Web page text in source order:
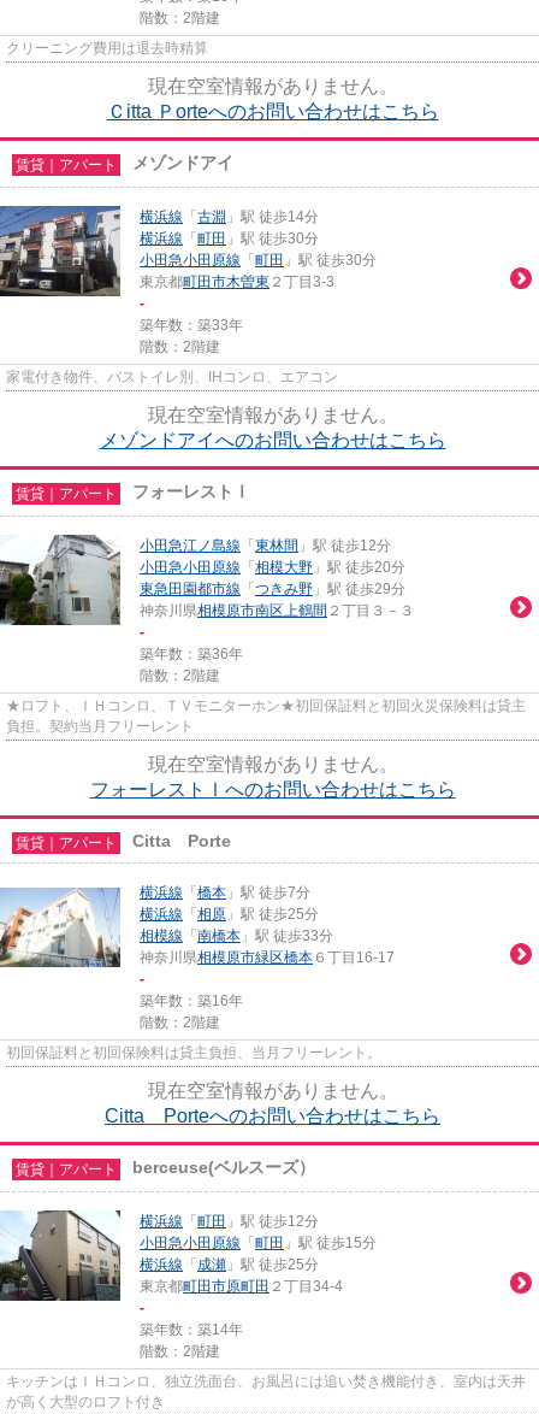
階数：2階建
クリーニング費用は退去時精算
現在空室情報がありません。
Ｃitta Ｐorteへのお問い合わせはこちら
賃貸｜アパート メゾンドアイ
横浜線 「 古淵 」駅 徒歩14分
横浜線 「 町田 」駅 徒歩30分
小田急小田原線 「 町田 」駅 徒歩30分
東京都町田市木曽東 ２丁目3-3
-
築年数：築33年
階数：2階建
家電付き物件、バストイレ別、IHコンロ、エアコン
現在空室情報がありません。
メゾンドアイへのお問い合わせはこちら
賃貸｜アパート フォーレストⅠ
小田急江ノ島線 「 東林間 」駅 徒歩12分
小田急小田原線 「 相模大野 」駅 徒歩20分
東急田園都市線 「 つきみ野 」駅 徒歩29分
神奈川県相模原市南区上鶴間 ２丁目３－３
-
築年数：築36年
階数：2階建
★ロフト、ＩＨコンロ、ＴＶモニターホン★初回保証料と初回火災保険料は貸主
負担。契約当月フリーレント
現在空室情報がありません。
フォーレストⅠへのお問い合わせはこちら
賃貸｜アパート Citta Porte
横浜線 「 橋本 」駅 徒歩7分
横浜線 「 相原 」駅 徒歩25分
相模線 「 南橋本 」駅 徒歩33分
神奈川県相模原市緑区橋本 ６丁目16-17
-
築年数：築16年
階数：2階建
初回保証料と初回保険料は貸主負担、当月フリーレント。
現在空室情報がありません。
Citta Porteへのお問い合わせはこちら
賃貸｜アパート berceuse(ベルスーズ）
横浜線 「 町田 」駅 徒歩12分
小田急小田原線 「 町田 」駅 徒歩15分
横浜線 「 成瀬 」駅 徒歩25分
東京都町田市原町田 ２丁目34-4
-
築年数：築14年
階数：2階建
キッチンはＩＨコンロ、独立洗面台、お風呂には追い焚き機能付き、室内は天井
が高く大型のロフト付き